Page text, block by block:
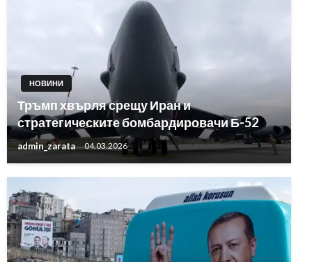
НОВИНИ
Тръмп хвърля срещу Иран и
стратегическите бомбардировачи Б-52
admin_zarata 04.03.2026